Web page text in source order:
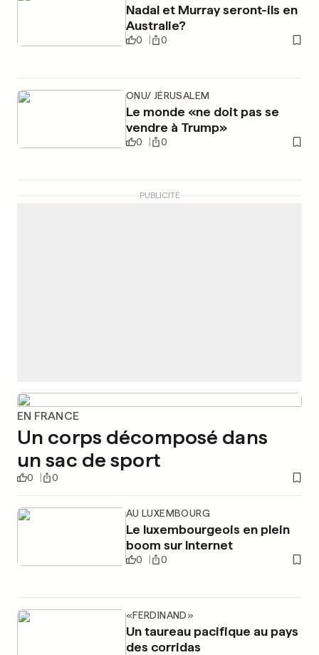
Nadal et Murray seront-ils en
Australie?
0 0
ONU/ JÉRUSALEM
Le monde «ne doit pas se
vendre à Trump»
0 0
PUBLICITÉ
EN FRANCE
Un corps décomposé dans
un sac de sport
0 0
AU LUXEMBOURG
Le luxembourgeois en plein
boom sur Internet
0 0
«FERDINAND»
Un taureau pacifique au pays
des corridas